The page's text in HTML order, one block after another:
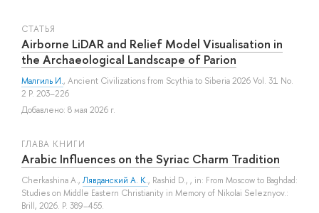
СТАТЬЯ
Airborne LiDAR and Relief Model Visualisation in
the Archaeological Landscape of Parion
Малгиль И., Ancient Civilizations from Scythia to Siberia 2026 Vol. 31 No.
2 P. 203–226
Добавлено: 8 мая 2026 г.
ГЛАВА КНИГИ
Arabic Influences on the Syriac Charm Tradition
Cherkashina A.,Лявданский А. К., Rashid D., , in: From Moscow to Baghdad:
Studies on Middle Eastern Christianity in Memory of Nikolai Seleznyov.:
Brill, 2026. P. 389–455.